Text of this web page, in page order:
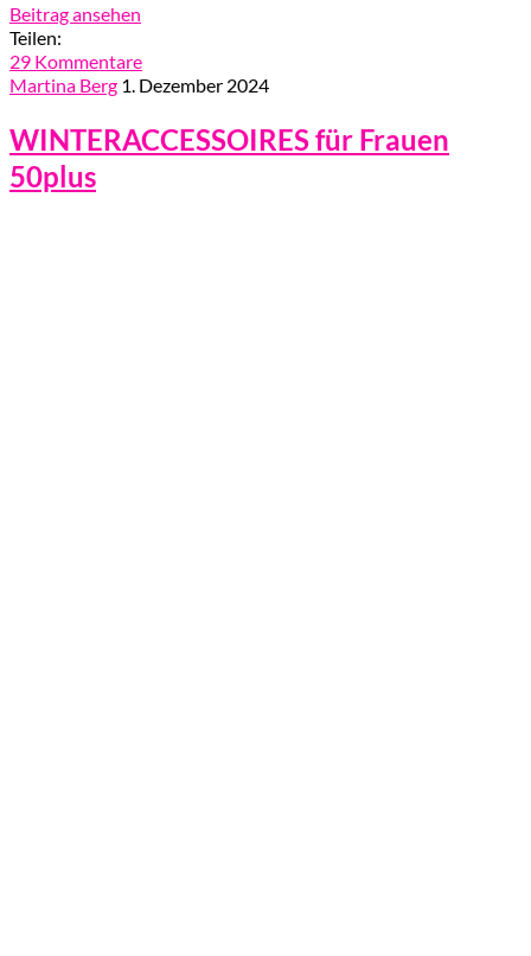
Beitrag ansehen
Teilen:
29 Kommentare
Martina Berg 1. Dezember 2024
WINTERACCESSOIRES für Frauen
50plus